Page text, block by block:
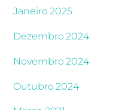
Janeiro 2025
Dezembro 2024
Novembro 2024
Outubro 2024